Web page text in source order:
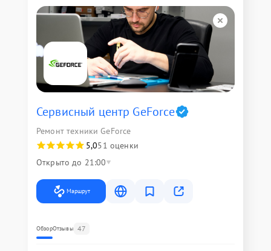
Сервисный центр GeForce
Ремонт техники GeForce
5,051 оценки
Открыто до 21:00
Маршрут
ОбзорОтзывы 47